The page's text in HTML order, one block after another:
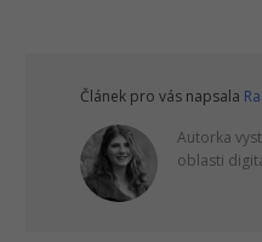
Článek pro vás napsala
Autorka
oblasti